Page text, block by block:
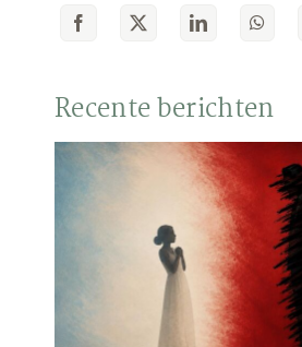
Recente berichten